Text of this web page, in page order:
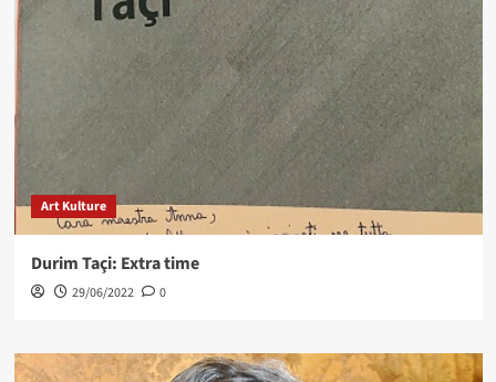
Art Kulture
Durim Taçi: Extra time
29/06/2022 0